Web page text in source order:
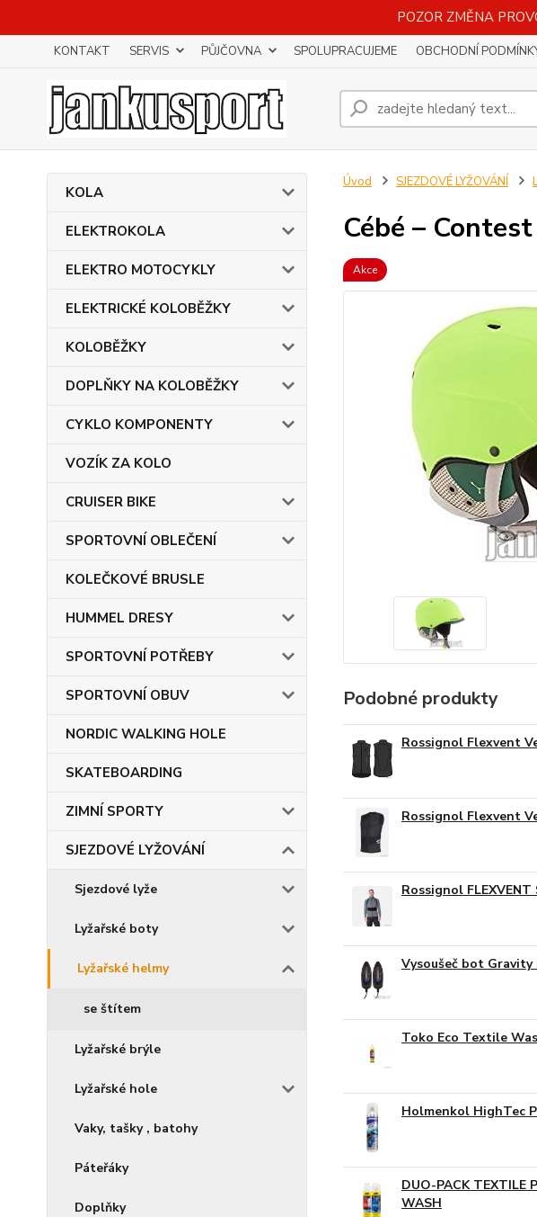
POZOR ZMĚNA
KONTAKT SERVIS PŮJČOVNA SPOLUPRACUJEME OBCHODNÍ
KOLA
ELEKTROKOLA
ELEKTRO MOTOCYKLY
ELEKTRICKÉ KOLOBĚŽKY
KOLOBĚŽKY
DOPLŇKY NA KOLOBĚŽKY
CYKLO KOMPONENTY
VOZÍK ZA KOLO
CRUISER BIKE
SPORTOVNÍ OBLEČENÍ
KOLEČKOVÉ BRUSLE
HUMMEL DRESY
SPORTOVNÍ POTŘEBY
SPORTOVNÍ OBUV
NORDIC WALKING HOLE
SKATEBOARDING
ZIMNÍ SPORTY
SJEZDOVÉ LYŽOVÁNÍ
Sjezdové lyže
Lyžařské boty
Lyžařské helmy
se štítem
Lyžařské brýle
Lyžařské hole
Vaky, tašky , batohy
Páteřáky
Doplňky
Úvod SJEZDOVÉ LYŽOVÁNÍ
Cébé –
Akce
Podobné produkty
Rossignol Flexvent
Rossignol Flexvent
Rossignol FLEXVENT
Vysoušeč bot
Toko Eco Textile
Holmenkol HighTec
DUO-PACK TEXTILE
WASH